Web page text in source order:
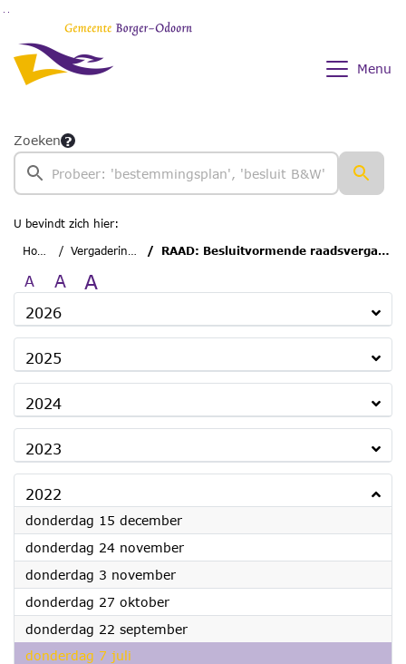
Ga naar de inhoud van deze pagina
Menu
Zoeken
U bevindt zich hier:
Home
Vergaderingen RAAD: Besluitvormende raadsvergadering
A A A
2026
2025
2024
2023
2022
donderdag 15 december2022
donderdag 24 november2022
donderdag 3 november2022
donderdag 27 oktober2022
donderdag 22 september2022
donderdag 7 juli